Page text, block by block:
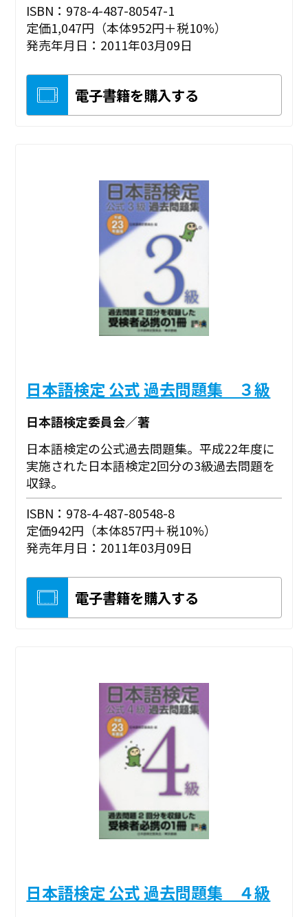
ISBN：978-4-487-80547-1
定価1,047円（本体952円＋税10%）
発売年月日：2011年03月09日
電子書籍を購入する
日本語検定 公式 過去問題集 ３級
日本語検定委員会／著
日本語検定の公式過去問題集。平成22年度に
実施された日本語検定2回分の3級過去問題を
収録。
ISBN：978-4-487-80548-8
定価942円（本体857円＋税10%）
発売年月日：2011年03月09日
電子書籍を購入する
日本語検定 公式 過去問題集 ４級